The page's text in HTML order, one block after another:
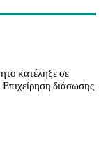
κατέληξε σε
διάσωσης